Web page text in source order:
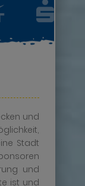
und
Stadt
und
ist und